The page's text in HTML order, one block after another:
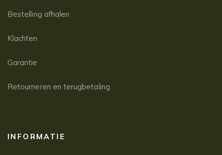
Bestelling afhalen
Klachten
Garantie
Retourneren en terugbetaling
INFORMATIE